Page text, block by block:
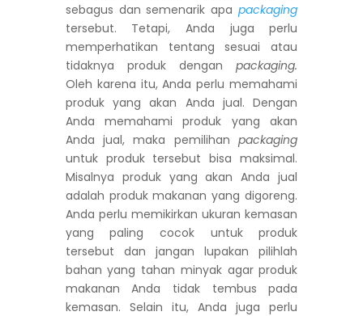
sebagus dan semenarik apapackaging
tersebut. Tetapi, Anda juga perlu
memperhatikan tentang sesuai atau
tidaknya produk denganpackaging.
Oleh karena itu, Anda perlu memahami
produk yang akan Anda jual. Dengan
Anda memahami produk yang akan
Anda jual, maka pemilihanpackaging
untuk produk tersebut bisa maksimal.
Misalnya produk yang akan Anda jual
adalah produk makanan yang digoreng.
Anda perlu memikirkan ukuran kemasan
yang paling cocok untuk produk
tersebut dan jangan lupakan pilihlah
bahan yang tahan minyak agar produk
makanan Anda tidak tembus pada
kemasan. Selain itu, Anda juga perlu